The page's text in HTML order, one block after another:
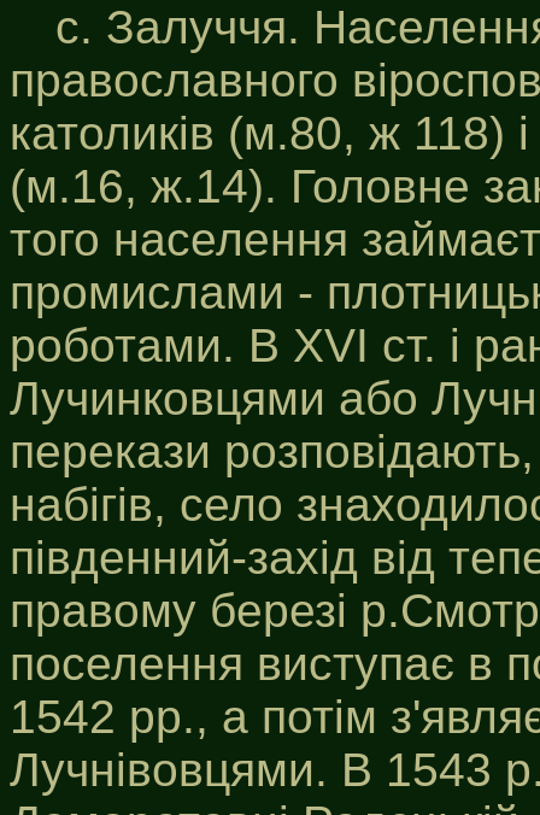
с. Залуччя.
православного
католиків (м.80, ж 118) і
(м.16, ж.14). Головне
того населення
промислами -
роботами. В ХVІ ст. і
Лучинковцями або
перекази
набігів, село
південний-захід від
правому березі
поселення виступає в
1542 рр., а потім
Лучнівовцями. В 1543